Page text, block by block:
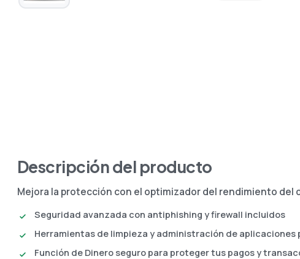
Descripción del producto
Mejora la protección con el optimizador del rendimiento del
Seguridad avanzada con antiphishing y firewall incluidos
Herramientas de limpieza y administración de
Función de Dinero seguro para proteger tus pagos y